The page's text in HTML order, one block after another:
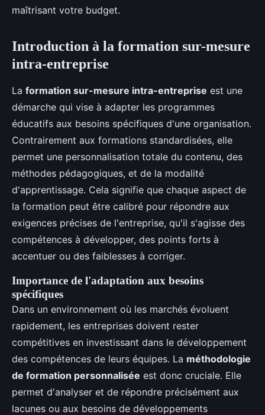
maîtrisant votre budget.
Introduction à la formation sur-mesure
intra-entreprise
La formation sur-mesure intra-entreprise est une
démarche qui vise à adapter les programmes
éducatifs aux besoins spécifiques d'une organisation.
Contrairement aux formations standardisées, elle
permet une personnalisation totale du contenu, des
méthodes pédagogiques, et de la modalité
d'apprentissage. Cela signifie que chaque aspect de
la formation peut être calibré pour répondre aux
exigences précises de l'entreprise, qu'il s'agisse des
compétences à développer, des points forts à
accentuer ou des faiblesses à corriger.
Importance de l'adaptation aux besoins
spécifiques
Dans un environnement où les marchés évoluent
rapidement, les entreprises doivent rester
compétitives en investissant dans le développement
des compétences de leurs équipes. La méthodologie
de formation personnalisée est donc cruciale. Elle
permet d'analyser et de répondre précisément aux
lacunes ou aux besoins de développements